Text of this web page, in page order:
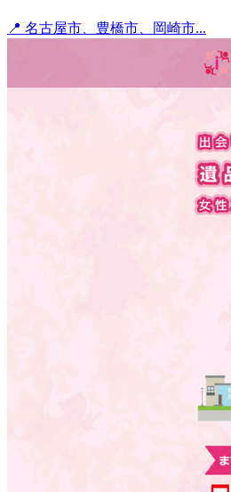
📍 名古屋市、豊橋市、岡崎市...